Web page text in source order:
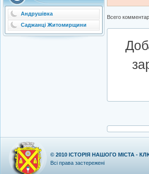
Андрушівка
Саджанці Житомирщини
Всего
© 2010 ІСТОРІЯ НАШОГО МІСТА -
Всі права застережені